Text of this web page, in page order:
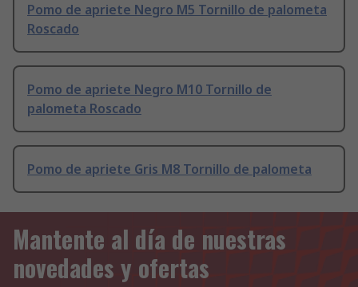
Pomo de apriete Negro M5 Tornillo de palometa
Roscado
Pomo de apriete Negro M10 Tornillo de
palometa Roscado
Pomo de apriete Gris M8 Tornillo de palometa
Mantente al día de nuestras
novedades y ofertas